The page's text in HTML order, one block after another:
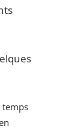
temps